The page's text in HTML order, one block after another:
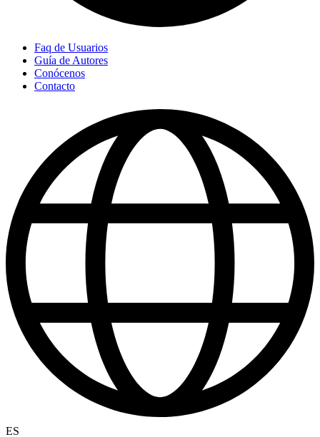
Faq de Usuarios
Guía de Autores
Conócenos
Contacto
ES